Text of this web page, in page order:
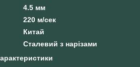
4.5 мм
220 м/сек
Китай
Сталевий з нарізами